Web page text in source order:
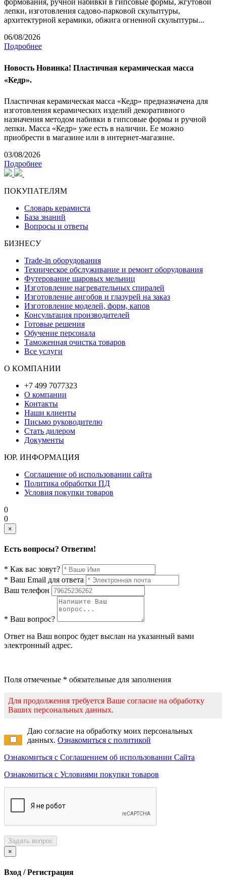
формования, ручной набивки в гипсовые формы, жгутовой
лепки, изготовления садово-парковой скульптуры,
архитектурной керамики, обжига огненной скульптуры...
06/08/2026
Подробнее
Новость Новинка! Пластичная керамическая масса
«Кедр».
Пластичная керамическая масса «Кедр» предназначена для
изготовления керамических изделий декоративного
назначения методом набивки в гипсовые формы и ручной
лепки. Масса «Кедр» уже есть в наличии. Ее можно
приобрести в магазине или в интернет-магазине.
03/08/2026
Подробнее
ПОКУПАТЕЛЯМ
Словарь керамиста
База знаний
Вопросы и ответы
БИЗНЕСУ
Trade-in оборудования
Техническое обслуживание и ремонт оборудования
Футерование шаровых мельниц
Изготовление нагревательных спиралей
Изготовление ангобов и глазурей на заказ
Изготовление моделей, форм, капов
Консультация производителей
Готовые решения
Обучение персонала
Таможенная очистка товаров
Все услуги
О КОМПАНИИ
+7 499 7077323
О компании
Контакты
Наши клиенты
Письмо руководителю
Стать дилером
Документы
ЮР. ИНФОРМАЦИЯ
Соглашение об использовании сайта
Политика обработки ПД
Условия покупки товаров
0
0
×
Есть вопросы? Ответим!
* Как вас зовут?
* Ваш Email для ответа
Ваш телефон
* Ваш вопрос?
Ответ на Ваш вопрос будет выслан на указанный вами
электронный адрес.
Поля отмеченые * обязательные для заполнения
Для продолжения требуется Ваше согласие на обработку
Ваших персональных данных.
Даю согласие на обработку моих персональных
данных. Ознакомиться с политикой
Ознакомиться с Соглашением об использовании Сайта
Ознакомиться с Условиями покупки товаров
Задать вопрос
×
Вход / Регистрация